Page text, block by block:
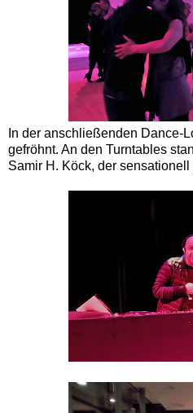
In der anschließenden Dance-
gefröhnt. An den Turntables
Samir H. Köck, der